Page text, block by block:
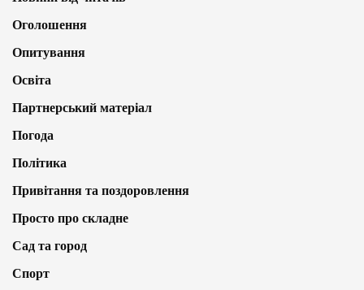
Оголошення
Опитування
Освіта
Партнерський матеріал
Погода
Політика
Привітання та поздоровлення
Просто про складне
Сад та город
Спорт